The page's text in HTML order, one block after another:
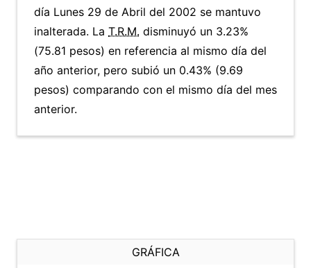
día Lunes 29 de Abril del 2002 se mantuvo
inalterada. La T.R.M. disminuyó un 3.23%
(75.81 pesos) en referencia al mismo día del
año anterior, pero subió un 0.43% (9.69
pesos) comparando con el mismo día del mes
anterior.
GRÁFICA